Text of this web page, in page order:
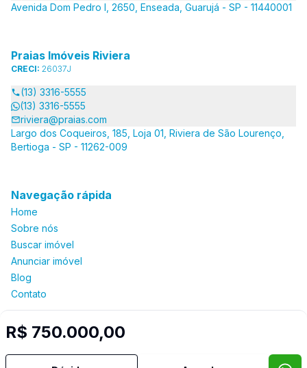
R$ 750.000,00
Avenida Dom Pedro I, 2650, Enseada, Guarujá - SP - 11440001
Praias Imóveis Riviera
CRECI: 26037J
(13) 3316-5555
(13) 3316-5555
riviera@praias.com
Largo dos Coqueiros, 185, Loja 01, Riviera de São Lourenço,
Bertioga - SP - 11262-009
Navegação rápida
Home
Sobre nós
Buscar imóvel
Anunciar imóvel
Blog
Contato
Selo de Tecnologia Loft